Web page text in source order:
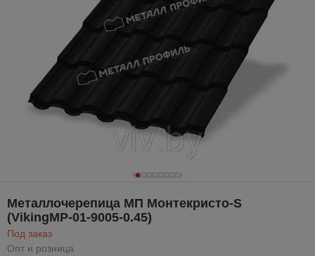
Металлочерепица МП Монтекристо-S
(VikingMP-01-9005-0.45)
Под заказ
Опт и розница